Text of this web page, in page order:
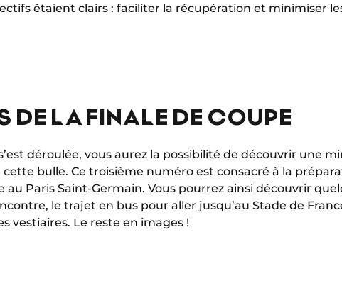
étaient clairs : faciliter la récupération et minimiser
DE LA FINALE DE COUPE
déroulée, vous aurez la possibilité de découvrir une
cette bulle. Ce troisième numéro est consacré à la
au Paris Saint-Germain. Vous pourrez ainsi découvrir
le trajet en bus pour aller jusqu’au Stade de
vestiaires. Le reste en images !